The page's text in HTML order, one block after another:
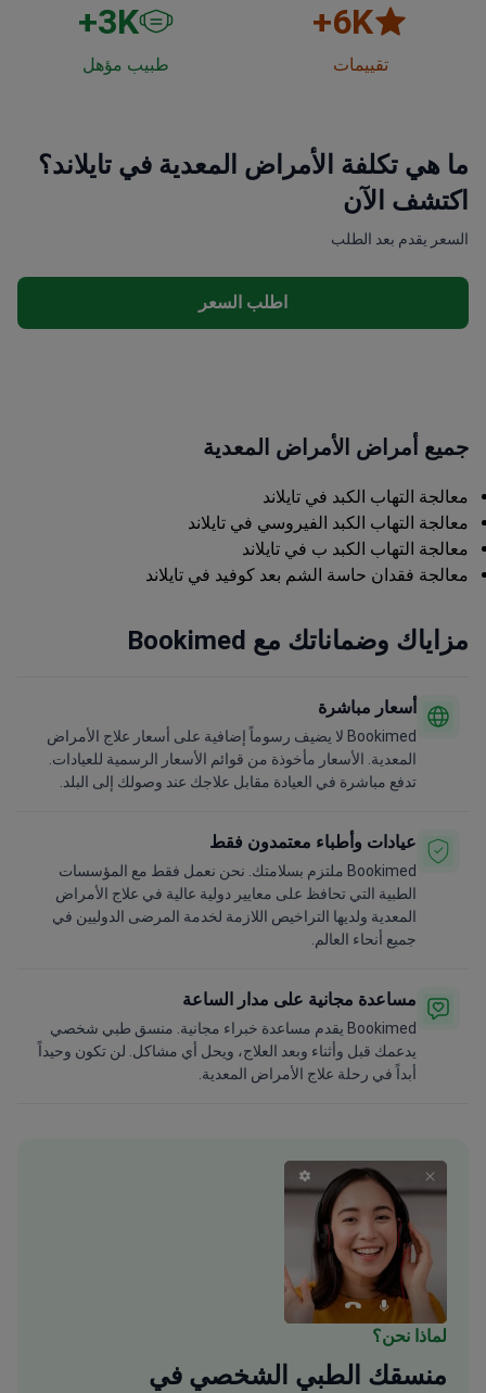
6K+
تقييمات
3K+
طبيب مؤهل
ما هي تكلفة الأمراض المعدية في تايلاند؟
اكتشف الآن
السعر يقدم بعد الطلب
اطلب السعر
جميع أمراض الأمراض المعدية
معالجة التهاب الكبد في تايلاند
معالجة التهاب الكبد الفيروسي في تايلاند
معالجة التهاب الكبد ب في تايلاند
معالجة فقدان حاسة الشم بعد كوفيد في تايلاند
مزاياك وضماناتك مع Bookimed
أسعار مباشرة
Bookimed لا يضيف رسوماً إضافية على أسعار علاج الأمراض
المعدية. الأسعار مأخوذة من قوائم الأسعار الرسمية للعيادات.
تدفع مباشرة في العيادة مقابل علاجك عند وصولك إلى البلد.
عيادات وأطباء معتمدون فقط
Bookimed ملتزم بسلامتك. نحن نعمل فقط مع المؤسسات
الطبية التي تحافظ على معايير دولية عالية في علاج الأمراض
المعدية ولديها التراخيص اللازمة لخدمة المرضى الدوليين في
جميع أنحاء العالم.
مساعدة مجانية على مدار الساعة
Bookimed يقدم مساعدة خبراء مجانية. منسق طبي شخصي
يدعمك قبل وأثناء وبعد العلاج، ويحل أي مشاكل. لن تكون وحيداً
أبداً في رحلة علاج الأمراض المعدية.
لماذا نحن؟
منسقك الطبي الشخصي في